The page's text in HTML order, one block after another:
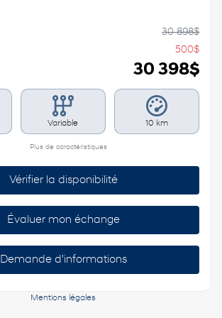
30 898$
500$
30 398$
Variable 10 km
Plus de caractéristiques
Vérifier la disponibilité
Évaluer mon échange
Demande d'informations
Mentions légales